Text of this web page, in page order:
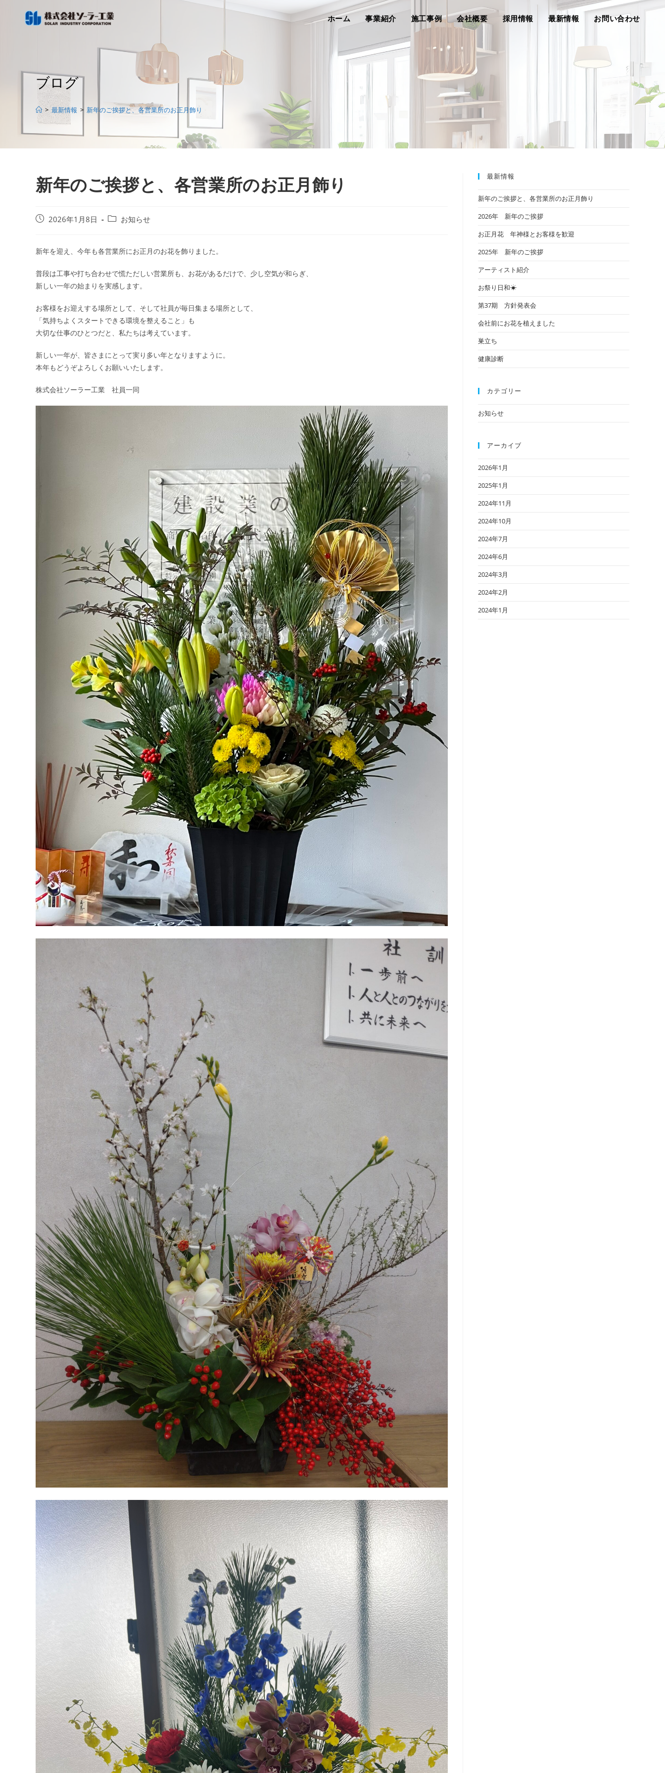
ホーム 事業紹介 施工事例 会社概要 採用情報 最新情報 お問い合わせ
ブログ
> 最新情報 > 新年のご挨拶と、各営業所のお正月飾り
新年のご挨拶と、各営業所のお正月飾り
投
開
2026年1月8日
投
テ
リ
ー:
お知らせ
新年を迎え、今年も各営業所にお正月のお花を飾りました。
普段は工事や打ち合わせで慌ただしい営業所も、お花があるだけで、少し空気が和らぎ、
新しい一年の始まりを実感します。
お客様をお迎えする場所として、そして社員が毎日集まる場所として、
「気持ちよくスタートできる環境を整えること」も
大切な仕事のひとつだと、私たちは考えています。
新しい一年が、皆さまにとって実り多い年となりますように。
本年もどうぞよろしくお願いいたします。
株式会社ソーラー工業 社員一同
最新情報
新年のご挨拶と、各営業所のお正月飾り
2026年 新年のご挨拶
お正月花 年神様とお客様を歓迎
2025年 新年のご挨拶
アーティスト紹介
お祭り日和☀
第37期 方針発表会
会社前にお花を植えました
巣立ち
健康診断
カテゴリー
お知らせ
アーカイブ
2026年1月
2025年1月
2024年11月
2024年10月
2024年7月
2024年6月
2024年3月
2024年2月
2024年1月